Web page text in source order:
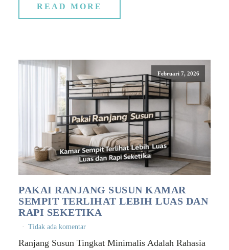
READ MORE
Februari 7, 2026
PAKAI RANJANG SUSUN KAMAR
SEMPIT TERLIHAT LEBIH LUAS DAN
RAPI SEKETIKA
Tidak ada komentar
Ranjang Susun Tingkat Minimalis Adalah Rahasia